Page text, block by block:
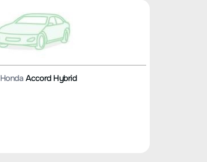
Honda Accord Hybrid